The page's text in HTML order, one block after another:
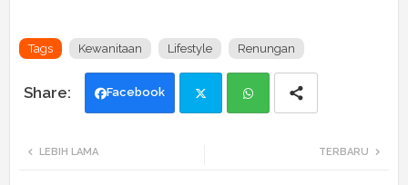
Tags Kewanitaan Lifestyle Renungan
Facebook
TERBARU
LEBIH LAMA